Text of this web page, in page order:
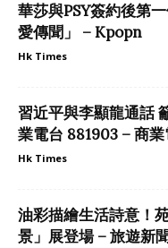
華莎與PSY簽約後第
愛傳聞」 – Kpopn
Hk Times
習近平與李顯龍通話
業電台 881903 – 商業
Hk Times
油彩描繪生活詩意！
景」展登場 – 旅遊新